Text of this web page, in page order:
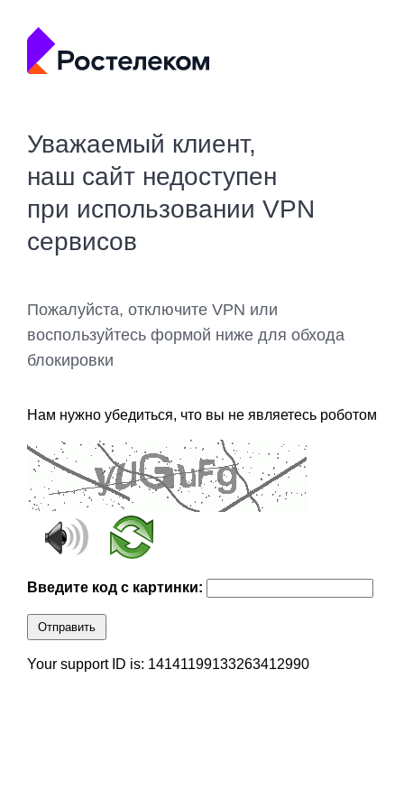
Уважаемый клиент,
наш сайт недоступен
при использовании VPN
сервисов
Пожалуйста, отключите VPN или
воспользуйтесь формой ниже для обхода
блокировки
Нам нужно убедиться, что вы не являетесь роботом
Введите код с картинки:
Отправить
Your support ID is: 14141199133263412990